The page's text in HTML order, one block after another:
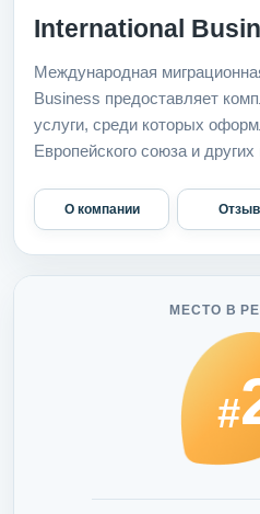
International
Международная
Business предоставляет
услуги, среди которых
Европейского союза и других
О компании
МЕСТО В
#